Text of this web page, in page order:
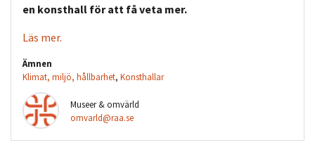
en konsthall för att få veta mer.
Läs mer.
Ämnen
Klimat, miljö, hållbarhet, Konsthallar
Museer & omvärld
omvarld@raa.se